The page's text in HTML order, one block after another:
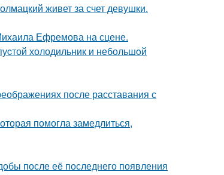
живет за счет девушки.
Ефремова на сцене.
холодильник и небольшoй
после расставания с
помогла замедлиться,
после её последнего появления